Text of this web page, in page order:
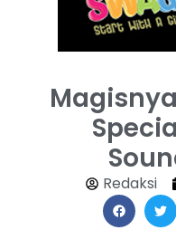
Redaksi